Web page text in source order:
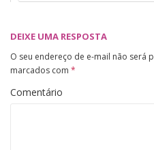
DEIXE UMA RESPOSTA
O seu endereço de e-mail não será
marcados com *
Comentário